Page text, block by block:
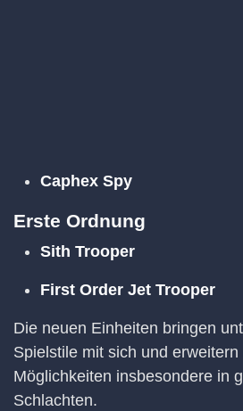
Caphex Spy
Erste Ordnung
Sith Trooper
First Order Jet Trooper
Die neuen Einheiten bringen
Spielstile mit sich und
Möglichkeiten insbesondere in
Schlachten.